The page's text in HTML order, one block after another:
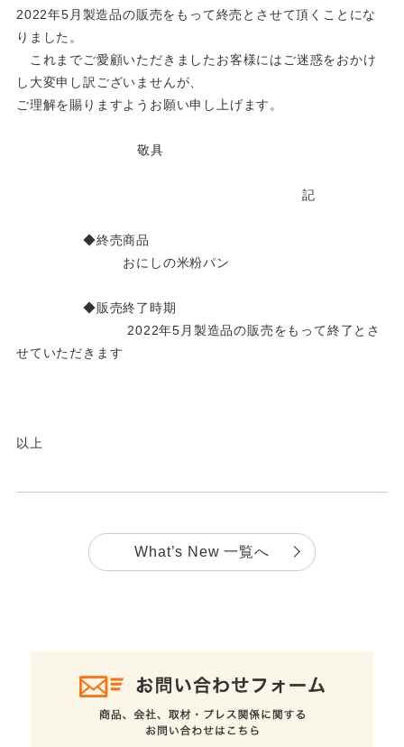
2022年5月製造品の販売をもって終売とさせて頂くことにな
りました。
これまでご愛顧いただきましたお客様にはご迷惑をおかけ
し大変申し訳ございませんが、
ご理解を賜りますようお願い申し上げます。
敬具
記
◆終売商品
おにしの米粉パン
◆販売終了時期
2022年5月製造品の販売をもって終了とさ
せていただきます
以上
What’s New 一覧へ